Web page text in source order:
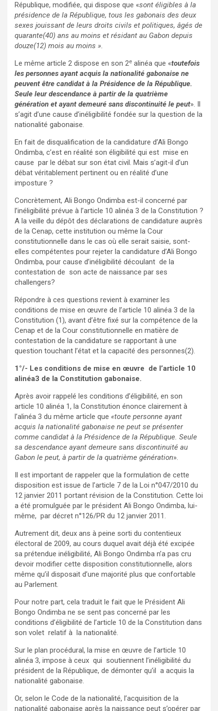
République, modifiée, qui dispose que «sont éligibles à la
présidence de la République, tous les gabonais des deux
sexes jouissant de leurs droits civils et politiques, âgés de
quarante(40) ans au moins et résidant au Gabon depuis
douze(12) mois au moins ».
Le même article 2 dispose en son 2e alinéa que «toutefois
les personnes ayant acquis la nationalité gabonaise ne
peuvent être candidat à la Présidence de la République.
Seule leur descendance à partir de la quatrième
génération et ayant demeuré sans discontinuité le peut». Il
s’agit d’une cause d’inéligibilité fondée sur la question de la
nationalité gabonaise.
En fait de disqualification de la candidature d’Ali Bongo
Ondimba, c’est en réalité son éligibilité qui est mise en
cause par le débat sur son état civil. Mais s’agit-il d’un
débat véritablement pertinent ou en réalité d’une
imposture ?
Concrètement, Ali Bongo Ondimba est-il concerné par
l’inéligibilité prévue à l’article 10 alinéa 3 de la Constitution ?
A la veille du dépôt des déclarations de candidature auprès
de la Cenap, cette institution ou même la Cour
constitutionnelle dans le cas où elle serait saisie, sont-
elles compétentes pour rejeter la candidature d’Ali Bongo
Ondimba, pour cause d’inéligibilité découlant de la
contestation de son acte de naissance par ses
challengers?
Répondre à ces questions revient à examiner les
conditions de mise en œuvre de l’article 10 alinéa 3 de la
Constitution (1), avant d’être fixé sur la compétence de la
Cenap et de la Cour constitutionnelle en matière de
contestation de la candidature se rapportant à une
question touchant l’état et la capacité des personnes(2).
1°/- Les conditions de mise en œuvre de l’article 10
alinéa3 de la Constitution gabonaise.
Après avoir rappelé les conditions d’éligibilité, en son
article 10 alinéa 1, la Constitution énonce clairement à
l’alinéa 3 du même article que «toute personne ayant
acquis la nationalité gabonaise ne peut se présenter
comme candidat à la Présidence de la République. Seule
sa descendance ayant demeure sans discontinuité au
Gabon le peut, à partir de la quatrième génération».
Il est important de rappeler que la formulation de cette
disposition est issue de l’article 7 de la Loi n°047/2010 du
12 janvier 2011 portant révision de la Constitution. Cette loi
a été promulguée par le président Ali Bongo Ondimba, lui-
même, par décret n°126/PR du 12 janvier 2011.
Autrement dit, deux ans à peine sorti du contentieux
électoral de 2009, au cours duquel avait déjà été excipée
sa prétendue inéligibilité, Ali Bongo Ondimba n’a pas cru
devoir modifier cette disposition constitutionnelle, alors
même qu’il disposait d’une majorité plus que confortable
au Parlement.
Pour notre part, cela traduit le fait que le Président Ali
Bongo Ondimba ne se sent pas concerné par les
conditions d’éligibilité de l’article 10 de la Constitution dans
son volet relatif à la nationalité.
Sur le plan procédural, la mise en œuvre de l’article 10
alinéa 3, impose à ceux qui soutiennent l’inéligibilité du
président de la République, de démonter qu’il a acquis la
nationalité gabonaise.
Or, selon le Code de la nationalité, l’acquisition de la
nationalité gabonaise après la naissance peut s’opérer par